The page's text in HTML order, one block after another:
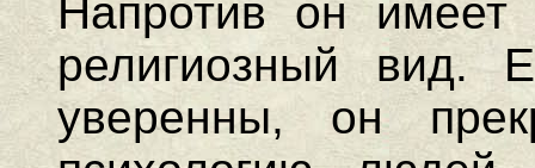
Напротив он имеет
религиозный вид.
уверенны, он